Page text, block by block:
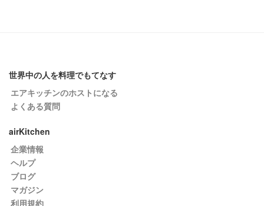
世界中の人を料理でもてなす
エアキッチンのホストになる
よくある質問
airKitchen
企業情報
ヘルプ
ブログ
マガジン
利用規約